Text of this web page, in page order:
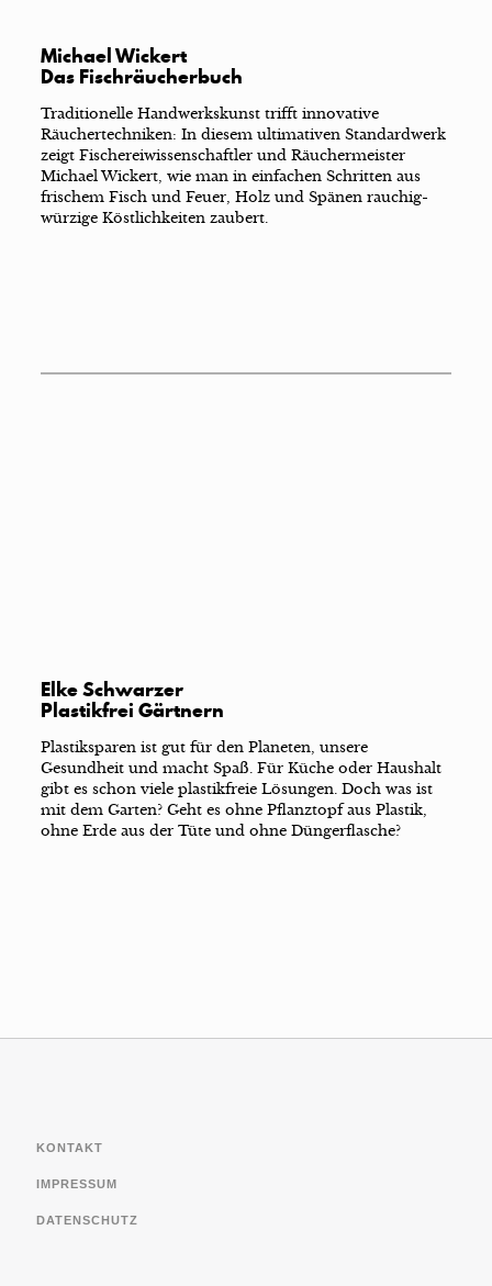
Michael Wickert
Das Fischräucherbuch
Traditionelle Handwerkskunst trifft innovative
Räuchertechniken: In diesem ultimativen Standardwerk
zeigt Fischereiwissenschaftler und Räuchermeister
Michael Wickert, wie man in einfachen Schritten aus
frischem Fisch und Feuer, Holz und Spänen rauchig-
würzige Köstlichkeiten zaubert.
Elke Schwarzer
Plastikfrei Gärtnern
Plastiksparen ist gut für den Planeten, unsere
Gesundheit und macht Spaß. Für Küche oder Haushalt
gibt es schon viele plastikfreie Lösungen. Doch was ist
mit dem Garten? Geht es ohne Pflanztopf aus Plastik,
ohne Erde aus der Tüte und ohne Düngerflasche?
KONTAKT
IMPRESSUM
DATENSCHUTZ